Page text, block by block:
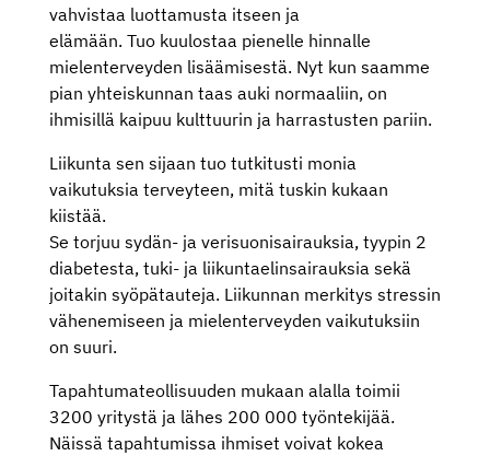
vahvistaa luottamusta itseen ja
elämään. Tuo kuulostaa pienelle hinnalle
mielenterveyden lisäämisestä. Nyt kun saamme
pian yhteiskunnan taas auki normaaliin, on
ihmisillä kaipuu kulttuurin ja harrastusten pariin.
Liikunta sen sijaan tuo tutkitusti monia
vaikutuksia terveyteen, mitä tuskin kukaan
kiistää.
Se torjuu sydän- ja verisuonisairauksia, tyypin 2
diabetesta, tuki- ja liikuntaelinsairauksia sekä
joitakin syöpätauteja. Liikunnan merkitys stressin
vähenemiseen ja mielenterveyden vaikutuksiin
on suuri.
Tapahtumateollisuuden mukaan alalla toimii
3200 yritystä ja lähes 200 000 työntekijää.
Näissä tapahtumissa ihmiset voivat kokea